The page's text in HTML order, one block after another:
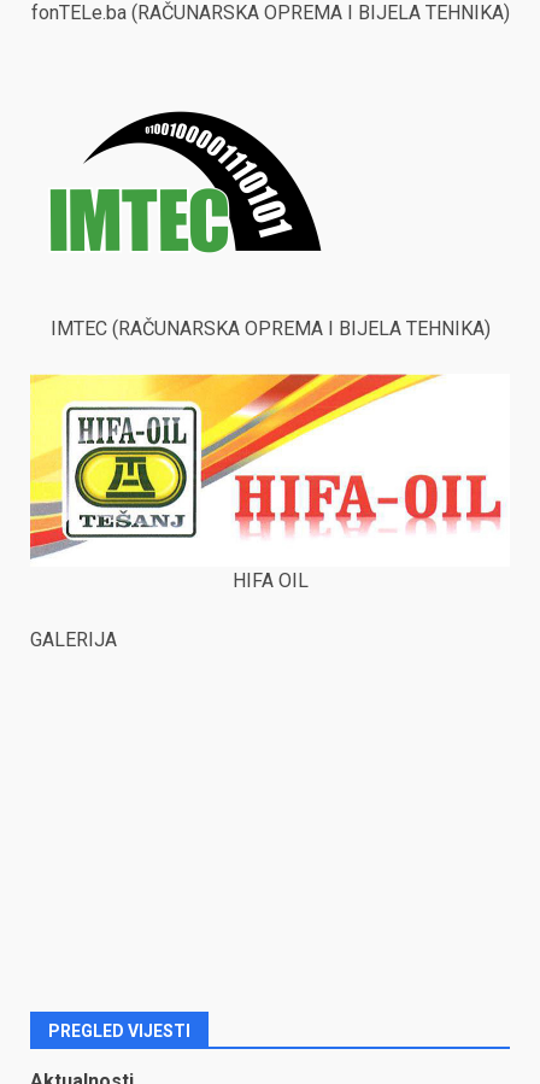
fonTELe.ba (RAČUNARSKA OPREMA I BIJELA TEHNIKA)
IMTEC (RAČUNARSKA OPREMA I BIJELA TEHNIKA)
HIFA OIL
GALERIJA
PREGLED VIJESTI